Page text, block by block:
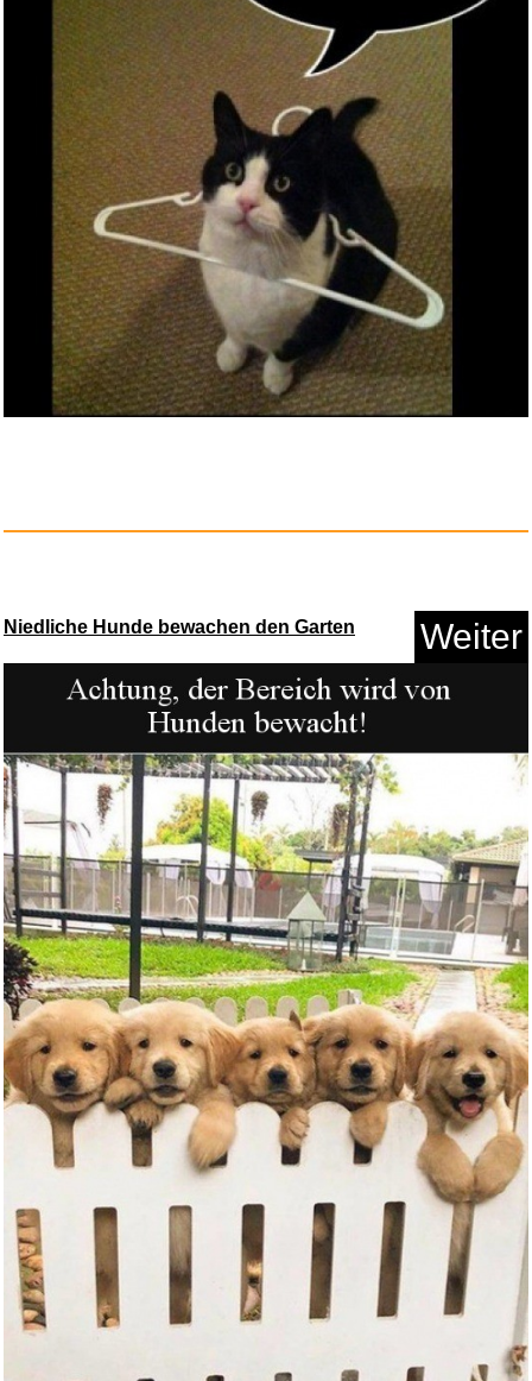
Anzeige
Clockers...
PRIMAVERA Ätherisches �-l...
Anzeige
The Boys of Dungeon Lane...
Anzeige
Niedliche Hunde bewachen den Garten Weiter